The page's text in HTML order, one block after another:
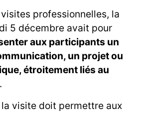
professionnelles, la
5 décembre avait pour
aux participants un
un projet ou
étroitement liés au
.
visite doit permettre aux